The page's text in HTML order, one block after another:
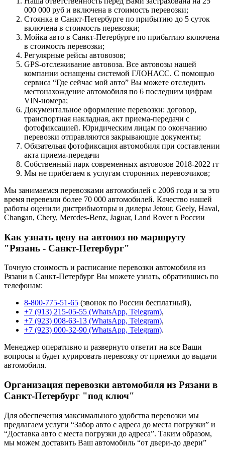
000 000 руб и включена в стоимость перевозки;
Стоянка в Санкт-Петербурге по прибытию до 5 суток
включена в стоимость перевозки;
Мойка авто в Санкт-Петербурге по прибытию включена
в стоимость перевозки;
Регулярные рейсы автовозов;
GPS-отслеживание автовоза. Все автовозы нашей
компании оснащены системой ГЛОНАСС. С помощью
сервиса “Где сейчас мой авто” Вы можете отследить
местонахождение автомобиля по 6 последним цифрам
VIN-номера;
Документальное оформление перевозки: договор,
транспортная накладная, акт приема-передачи с
фотофиксацией. Юридическим лицам по окончанию
перевозки отправляются закрывающие документы;
Обязательая фотофиксация автомобиля при составлении
акта приема-передачи
Собственный парк современных автовозов 2018-2022 гг
Мы не прибегаем к услугам сторонних перевозчиков;
Мы занимаемся перевозками автомобилей с 2006 года и за это
время перевезли более 70 000 автомобилей. Качество нашей
работы оценили дистрибьюторы и дилеры Jetour, Geely, Haval,
Changan, Chery, Mercdes-Benz, Jaguar, Land Rover в России
Как узнать цену на автовоз по маршруту
"Рязань - Санкт-Петербург"
Точную стоимость и расписание перевозки автомобиля из
Рязани в Санкт-Петербург Вы можете узнать, обратившись по
телефонам:
8-800-775-51-65 (звонок по России бесплатный),
+7 (913) 215-05-55 (WhatsApp, Telegram),
+7 (923) 008-63-13 (WhatsApp, Telegram),
+7 (923) 000-32-90 (WhatsApp, Telegram).
Менеджер оперативно и развернуто ответит на все Ваши
вопросы и будет курировать перевозку от приемки до выдачи
автомобиля.
Организация перевозки автомобиля из Рязани в
Санкт-Петербург "под ключ"
Для обеспечения максимального удобства перевозки мы
предлагаем услуги “Забор авто с адреса до места погрузки” и
“Доставка авто с места погрузки до адреса”. Таким образом,
мы можем доставить Ваш автомобиль “от двери-до двери”